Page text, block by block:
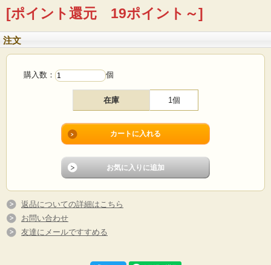
[ポイント還元 19ポイント～]
注文
購入数： 個
在庫 1個
返品についての詳細はこちら
お問い合わせ
友達にメールですすめる